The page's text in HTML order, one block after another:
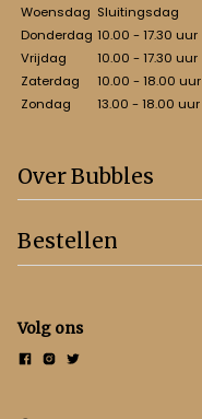
Woensdag Sluitingsdag
Donderdag 10.00 - 17.30 uur
Vrijdag
10.00 - 17.30 uur
Zaterdag
10.00 - 18.00 uur
Zondag
13.00 - 18.00 uur
Over Bubbles
Bestellen
Volg ons